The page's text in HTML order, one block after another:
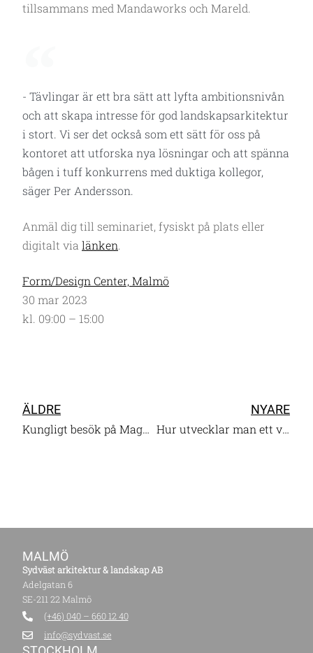
tillsammans med Mandaworks och Mareld.
- Tävlingar är ett bra sätt att lyfta ambitionsnivån
och att skapa intresse för god landskapsarkitektur
i stort. Vi ser det också som ett sätt för oss på
kontoret att utforska nya lösningar och att spänna
bågen i tuff konkurrens med duktiga kollegor,
säger Per Andersson.
Anmäl dig till seminariet, fysiskt på plats eller
digitalt via länken.
Form/Design Center, Malmö
30 mar 2023
kl. 09:00 – 15:00
ÄLDRE
Kungligt besök på Magnus Ladulås plats
NYARE
Hur utvecklar man ett världsarv?
MALMÖ
Sydväst arkitektur & landskap AB
Adelgatan 6
SE-211 22 Malmö
(+46) 040 – 660 12 40
info@sydvast.se